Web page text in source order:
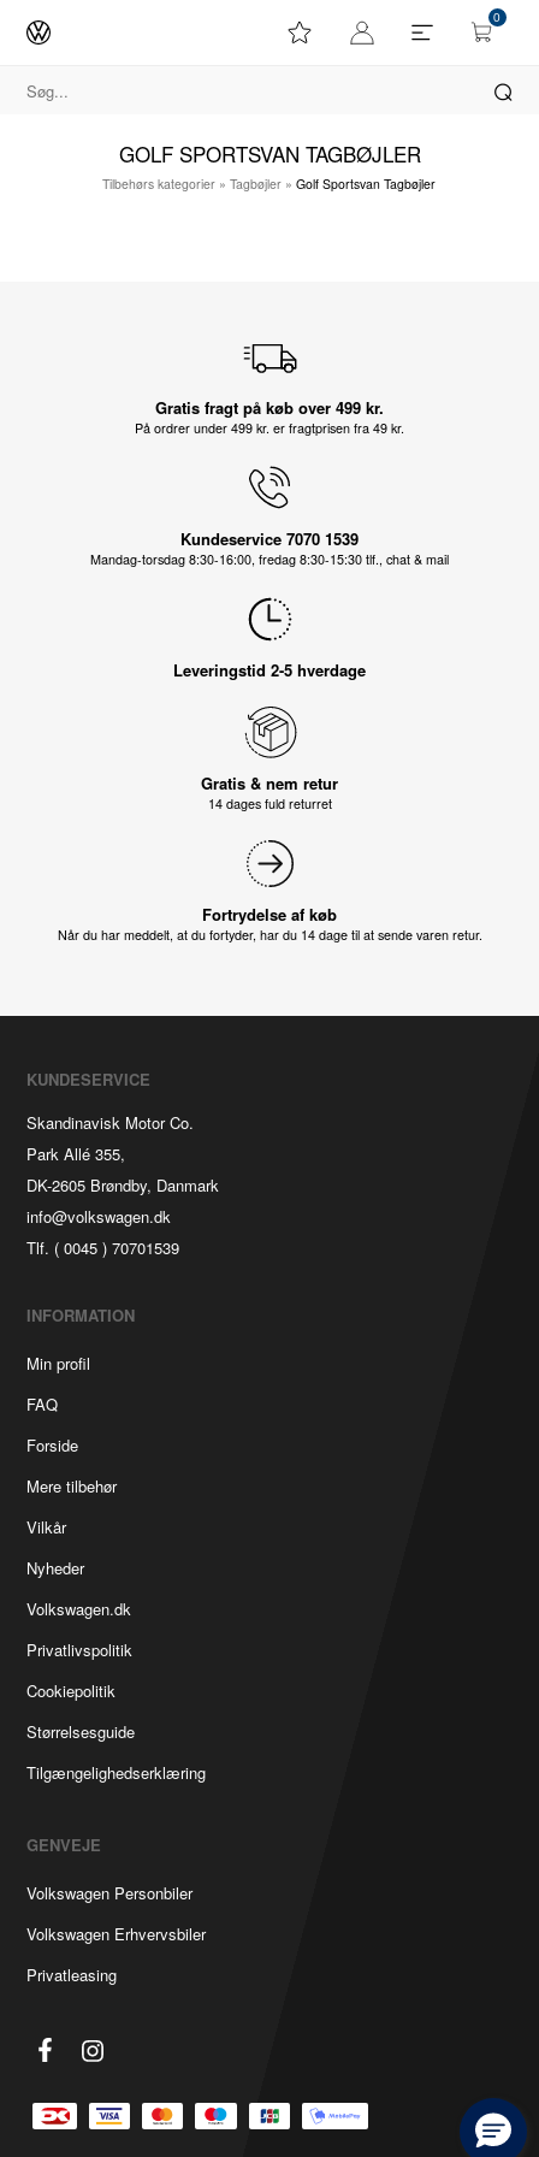
0
GOLF SPORTSVAN TAGBØJLER
Tilbehørs kategorier »Tagbøjler »Golf Sportsvan Tagbøjler
Gratis fragt på køb over 499 kr.
På ordrer under 499 kr. er fragtprisen fra 49 kr.
Kundeservice 7070 1539
Mandag-torsdag 8:30-16:00, fredag 8:30-15:30 tlf., chat & mail
Leveringstid 2-5 hverdage
Gratis & nem retur
14 dages fuld returret
Fortrydelse af køb
Når du har meddelt, at du fortyder, har du 14 dage til at sende varen retur.
KUNDESERVICE
Skandinavisk Motor Co.
Park Allé 355,
DK-2605 Brøndby, Danmark
info@volkswagen.dk
Tlf. ( 0045 ) 70701539
INFORMATION
Min profil
FAQ
Forside
Mere tilbehør
Vilkår
Nyheder
Volkswagen.dk
Privatlivspolitik
Cookiepolitik
Størrelsesguide
Tilgængelighedserklæring
GENVEJE
Volkswagen Personbiler
Volkswagen Erhvervsbiler
Privatleasing